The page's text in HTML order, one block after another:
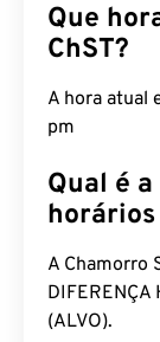
Que
ChST?
A hora atual
pm
Qual é
horários
A Chamorro
(ALVO).